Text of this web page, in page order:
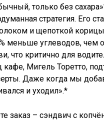
только без
стратегия. Его
и щепоткой
меньше углеводов, чем
что критично для
кафе, Мигель Торетто,
Даже когда мы
и уходил».*
заказ – сэндвич с